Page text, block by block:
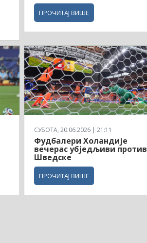
ПРОЧИТАЈ ВИШЕ
СУБОТА, 20.06.2026 | 21:11
Фудбалери Холандије
вечерас убједљиви против
Шведске
ПРОЧИТАЈ ВИШЕ